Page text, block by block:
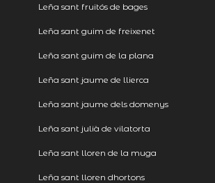
Leña sant fruitós de bages
Leña sant guim de freixenet
Leña sant guim de la plana
Leña sant jaume de llierca
Leña sant jaume dels domenys
Leña sant julià de vilatorta
Leña sant lloren de la muga
Leña sant lloren dhortons